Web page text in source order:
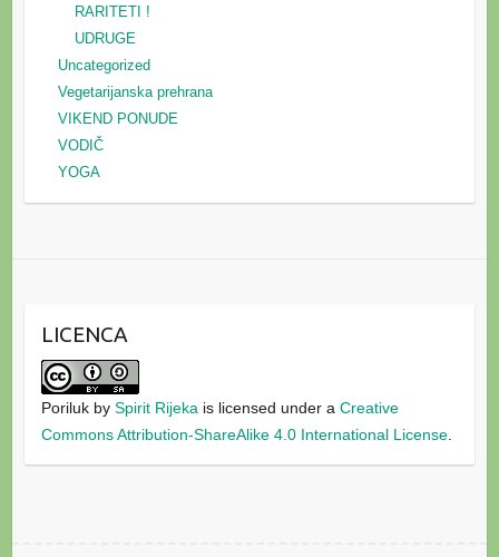
RARITETI !
UDRUGE
Uncategorized
Vegetarijanska prehrana
VIKEND PONUDE
VODIČ
YOGA
LICENCA
Porilukby Spirit Rijeka is licensed under a Creative
Commons Attribution-ShareAlike 4.0 International License.